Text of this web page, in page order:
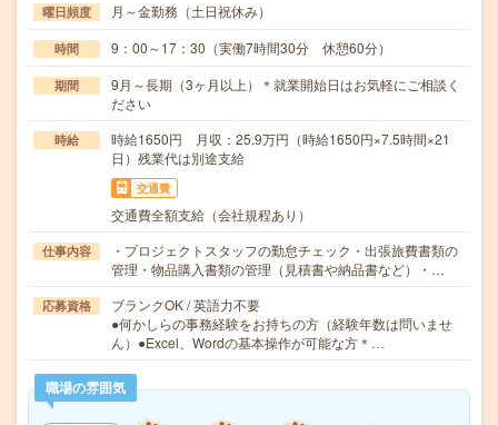
曜日頻度 月～金勤務（土日祝休み）
時間 9：00～17：30（実働7時間30分 休憩60分）
期間
9月～長期（3ヶ月以上）＊就業開始日はお気軽にご相談く
ださい
時給
時給1650円 月収：25.9万円（時給1650円×7.5時間×21
日）残業代は別途支給
交通費
交通費全額支給（会社規程あり）
仕事内容
・プロジェクトスタッフの勤怠チェック・出張旅費書類の
管理・物品購入書類の管理（見積書や納品書など）・…
応募資格
ブランクOK / 英語力不要
●何かしらの事務経験をお持ちの方（経験年数は問いませ
ん）●Excel、Wordの基本操作が可能な方＊…
職場の雰囲気